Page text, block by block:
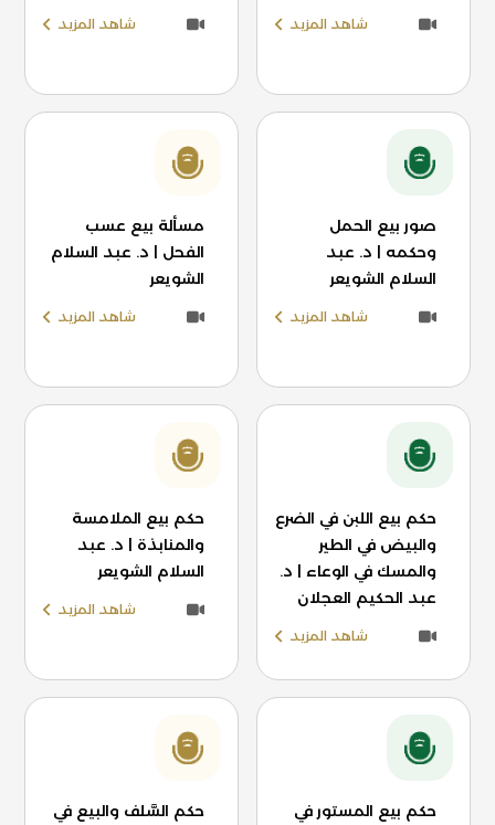
شاهد المزيد شاهد المزيد
صور بيع الحمل
وحكمه | د. عبد
السلام الشويعر
شاهد المزيد
مسألة بيع عسب
الفحل | د. عبد السلام
الشويعر
شاهد المزيد
حكم بيع اللبن في الضرع
والبيض في الطير
والمسك في الوعاء | د.
عبد الحكيم العجلان
شاهد المزيد
حكم بيع الملامسة
والمنابذة | د. عبد
السلام الشويعر
شاهد المزيد
حكم بيع المستور في
حكم السَّلف والبيع في